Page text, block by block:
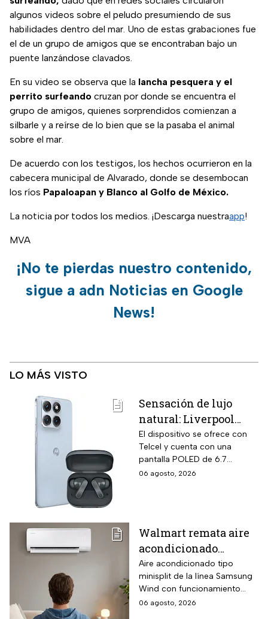
algunos videos sobre el peludo presumiendo de sus
habilidades dentro del mar. Uno de estas grabaciones fue
el de un grupo de amigos que se encontraban bajo un
puente lanzándose clavados.
En su video se observa que la lancha pesquera y el
perrito surfeando cruzan por donde se encuentra el
grupo de amigos, quienes sorprendidos comienzan a
silbarle y a reírse de lo bien que se la pasaba el animal
sobre el mar.
De acuerdo con los testigos, los hechos ocurrieron en la
cabecera municipal de Alvarado, donde se desembocan
los ríos Papaloapan y Blanco al Golfo de México.
La noticia por todos los medios. ¡Descarga nuestraapp!
MVA
¡No te pierdas nuestro contenido,
sigue a adn Noticias en Google
News!
LO MÁS VISTO
Sensación de lujo
natural: Liverpool
remata el Motorola
Edge 70 Fusion de
256GB de
almacenamiento,
El dispositivo se ofrece con
Telcel y cuenta con una
pantalla POLED de 6.7
pulgadas y funciones
06 agosto, 2026
Walmart remata aire
acondicionado
Samsung Wind
Inverter frío y calor 1
tonelada con WiFi y
$3,500 de descuento
Aire acondicionado tipo
minisplit de la línea Samsung
Wind con funcionamiento
bidireccional frío y calor
06 agosto, 2026